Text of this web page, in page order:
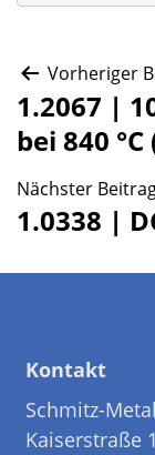
Vorheriger
1.2067 |
bei 840
Nächster
1.0338 |
Kontakt
Schmitz-
Kaiserstraße